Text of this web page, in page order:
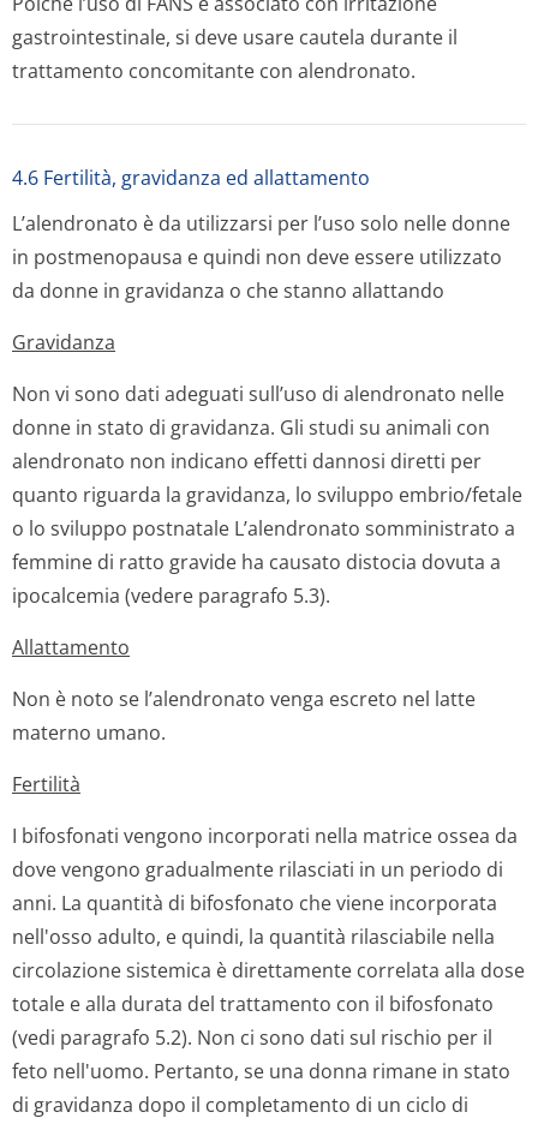
gastrointestinale, si deve usare cautela durante il
trattamento concomitante con alendronato.
4.6 Fertilità, gravidanza ed allattamento
L’alendronato è da utilizzarsi per l’uso solo nelle donne
in postmenopausa e quindi non deve essere utilizzato
da donne in gravidanza o che stanno allattando
Gravidanza
Non vi sono dati adeguati sull’uso di alendronato nelle
donne in stato di gravidanza. Gli studi su animali con
alendronato non indicano effetti dannosi diretti per
quanto riguarda la gravidanza, lo sviluppo embrio/fetale
o lo sviluppo postnatale L’alendronato somministrato a
femmine di ratto gravide ha causato distocia dovuta a
ipocalcemia (vedere paragrafo 5.3).
Allattamento
Non è noto se l’alendronato venga escreto nel latte
materno umano.
Fertilità
I bifosfonati vengono incorporati nella matrice ossea da
dove vengono gradualmente rilasciati in un periodo di
anni. La quantità di bifosfonato che viene incorporata
nell'osso adulto, e quindi, la quantità rilasciabile nella
circolazione sistemica è direttamente correlata alla dose
totale e alla durata del trattamento con il bifosfonato
(vedi paragrafo 5.2). Non ci sono dati sul rischio per il
feto nell'uomo. Pertanto, se una donna rimane in stato
di gravidanza dopo il completamento di un ciclo di